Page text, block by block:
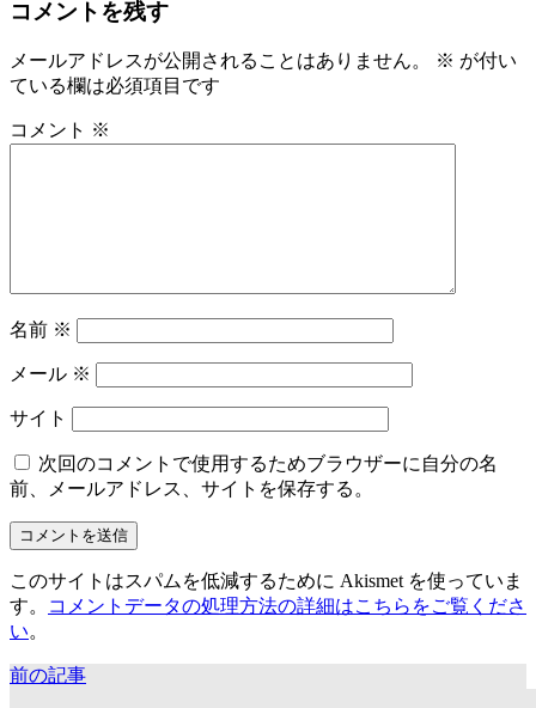
コメントを残す
メールアドレスが公開されることはありません。 ※ が付い
ている欄は必須項目です
コメント ※
名前 ※
メール ※
サイト
次回のコメントで使用するためブラウザーに自分の名
前、メールアドレス、サイトを保存する。
このサイトはスパムを低減するために Akismet を使っていま
す。
コメントデータの処理方法の詳細はこちらをご覧くださ
い。
前の記事